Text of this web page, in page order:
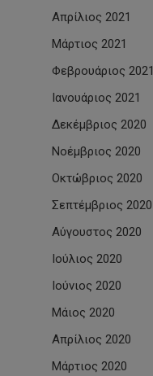
Απρίλιος 2021
Μάρτιος 2021
Φεβρουάριος 2021
Ιανουάριος 2021
Δεκέμβριος 2020
Νοέμβριος 2020
Οκτώβριος 2020
Σεπτέμβριος 2020
Αύγουστος 2020
Ιούλιος 2020
Ιούνιος 2020
Μάιος 2020
Απρίλιος 2020
Μάρτιος 2020